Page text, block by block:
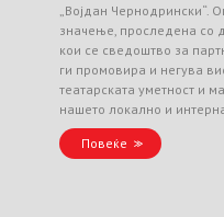
„Војдан Чернодрински“.
значење, проследена со
кои се сведоштво за
ги промовира и негува
театарската уметност и
нашето локално и
Повеќе